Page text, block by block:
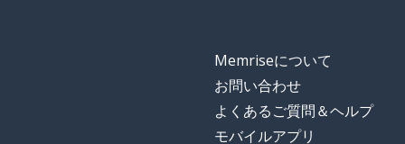
Memriseについて
お問い合わせ
よくあるご質問＆ヘルプ
モバイルアプリ